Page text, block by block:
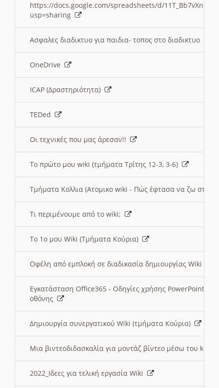
https://docs.google.com/spreadsheets/d/
usp=sharing
Ασφαλες διαδικτυο για παιδια- τοπος στο διαδικτυο
OneDrive
ICAP (Δραστηριότητα)
TEDed
Οι τεχνικές που μας άρεσαν!!
Το πρώτο μου wiki (τμήματα Τρίτης 12-3, 3-6)
Τμήματα Κολλια (Ατομικο wiki - Πώς έφτασα να ζω στην
Τι περιμένουμε από το wiki;
Το 1ο μου Wiki (Τμήματα Κούρια)
Οφέλη από εμπλοκή σε διαδικασία δημιουργίας Wiki
Εγκατάσταση Office365 - Οδηγίες χρήσης PowerPoint
οθόνης
Δημιουργία συνεργατικού Wiki (τμήματα Κούρια)
Μια βιντεοδιδασκαλία για μοντάζ βίντεο μέσω του
2022_Ιδεες για τελική εργασία Wiki